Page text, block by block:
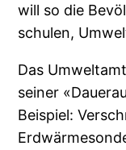
will so die
schulen,
Das
seiner
Beispiel: